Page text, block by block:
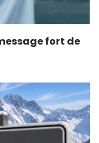
fort de